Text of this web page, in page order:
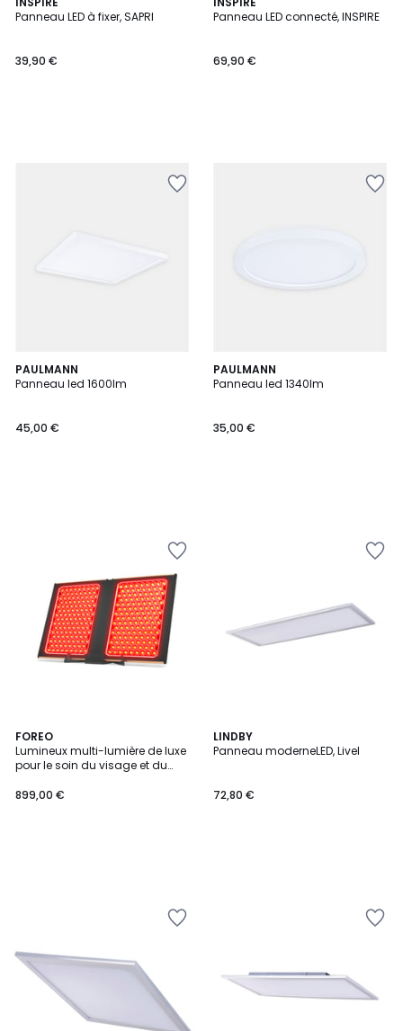
Panneau LED à fixer, SAPRI
39,90 €
Panneau LED connecté, INSPIRE
69,90 €
PAULMANN
Panneau led 1600lm
45,00 €
PAULMANN
Panneau led 1340lm
35,00 €
FOREO
Lumineux multi-lumière de luxe
pour le soin du visage et du
899,00 €
LINDBY
Panneau moderneLED, Livel
72,80 €